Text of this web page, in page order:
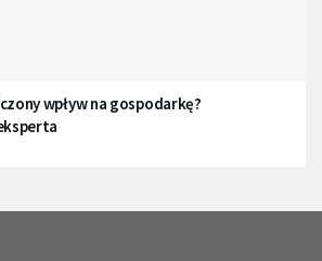
wpływ na gospodarkę?